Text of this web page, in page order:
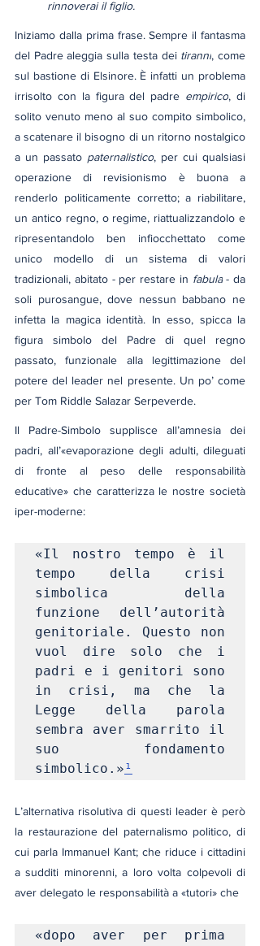
rinnoverai il figlio.
Iniziamo dalla prima frase. Sempre il fantasma
del Padre aleggia sulla testa dei tiranni, come
sul bastione di Elsinore. È infatti un problema
irrisolto con la figura del padre empirico, di
solito venuto meno al suo compito simbolico,
a scatenare il bisogno di un ritorno nostalgico
a un passato paternalistico, per cui qualsiasi
operazione di revisionismo è buona a
renderlo politicamente corretto; a riabilitare,
un antico regno, o regime, riattualizzandolo e
ripresentandolo ben infiocchettato come
unico modello di un sistema di valori
tradizionali, abitato - per restare in fabula - da
soli purosangue, dove nessun babbano ne
infetta la magica identità. In esso, spicca la
figura simbolo del Padre di quel regno
passato, funzionale alla legittimazione del
potere del leader nel presente. Un po’ come
per Tom Riddle Salazar Serpeverde.
Il Padre-Simbolo supplisce all’amnesia dei
padri, all’«evaporazione degli adulti, dileguati
di fronte al peso delle responsabilità
educative» che caratterizza le nostre società
iper-moderne:
«Il nostro tempo è il
tempo della crisi
simbolica della
funzione dell’autorità
genitoriale. Questo non
vuol dire solo che i
padri e i genitori sono
in crisi, ma che la
Legge della parola
sembra aver smarrito il
suo fondamento
simbolico.»¹
L’alternativa risolutiva di questi leader è però
la restaurazione del paternalismo politico, di
cui parla Immanuel Kant; che riduce i cittadini
a sudditi minorenni, a loro volta colpevoli di
aver delegato le responsabilità a «tutori» che
«dopo aver per prima